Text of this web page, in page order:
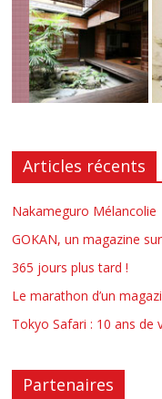
Articles récents
Nakameguro Mélancolie
GOKAN, un magazine
365 jours plus tard !
Le marathon d’un
Tokyo Safari : 10 ans de
Partenaires